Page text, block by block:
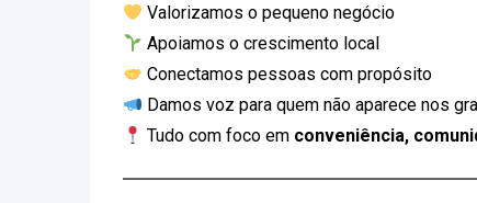
Valorizamos o pequeno negócio
Apoiamos o crescimento local
Conectamos pessoas com propósito
Damos voz para quem não aparece nos
Tudo com foco em conveniência,